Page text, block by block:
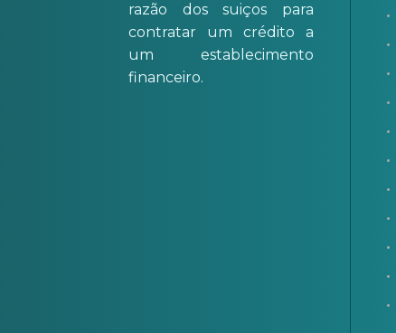
razão dos suiços para
contratar um crédito a
um establecimento
financeiro.